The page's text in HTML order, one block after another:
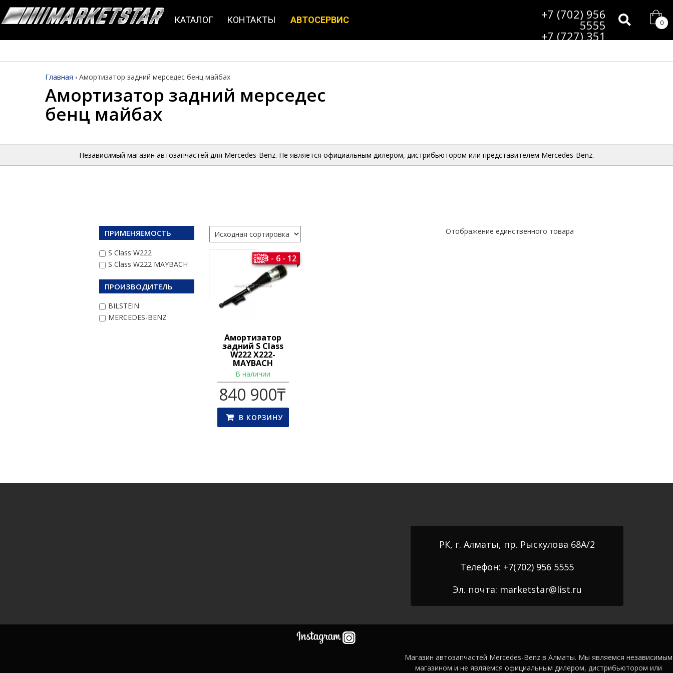
КАТАЛОГ КОНТАКТЫ АВТОСЕРВИС +7 (702) 956
5555
+7 (727) 351
Главная › Амортизатор задний мерседес бенц майбах
Амортизатор задний мерседес
бенц майбах
Независимый магазин автозапчастей для Mercedes-Benz. Не является официальным дилером, дистрибьютором или представителем Mercedes-Benz.
ПРИМЕНЯЕМОСТЬ
S Class W222
S Class W222 MAYBACH
ПРОИЗВОДИТЕЛЬ
BILSTEIN
MERCEDES-BENZ
Отображение единственного товара
Амортизатор
задний S Class
W222 X222-
MAYBACH
3 - 6 - 12
В наличии
840 900₸
В КОРЗИНУ
РК, г. Алматы, пр. Рыскулова 68А/2
Телефон: +7(702) 956 5555
Эл. почта: marketstar@list.ru
Магазин автозапчастей Mercedes-Benz в Алматы. Мы являемся независимым
магазином и не являемся официальным дилером, дистрибьютором или
0